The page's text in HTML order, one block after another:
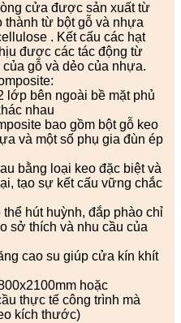
cửa được sản xuất từ
từ bột gỗ và nhựa
. Kết cấu các hạt
được các tác động từ
gỗ và dẻo của nhựa.
lớp bên ngoài bề mặt phủ
nhau
bao gồm bột gỗ keo
và một số phụ gia đùn ép
bằng loại keo đặc biệt và
tạo sự kết cấu vững chắc
hút huỳnh, đắp phào chỉ
sở thích và nhu cầu của
cao su giúp cửa kín khít
hoặc
thực tế công trình mà
kích thước)